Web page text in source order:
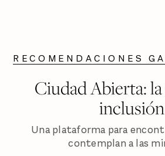
RECOMENDACIONES
Ciudad Abierta:
inclusión
Una plataforma para
contemplan a las